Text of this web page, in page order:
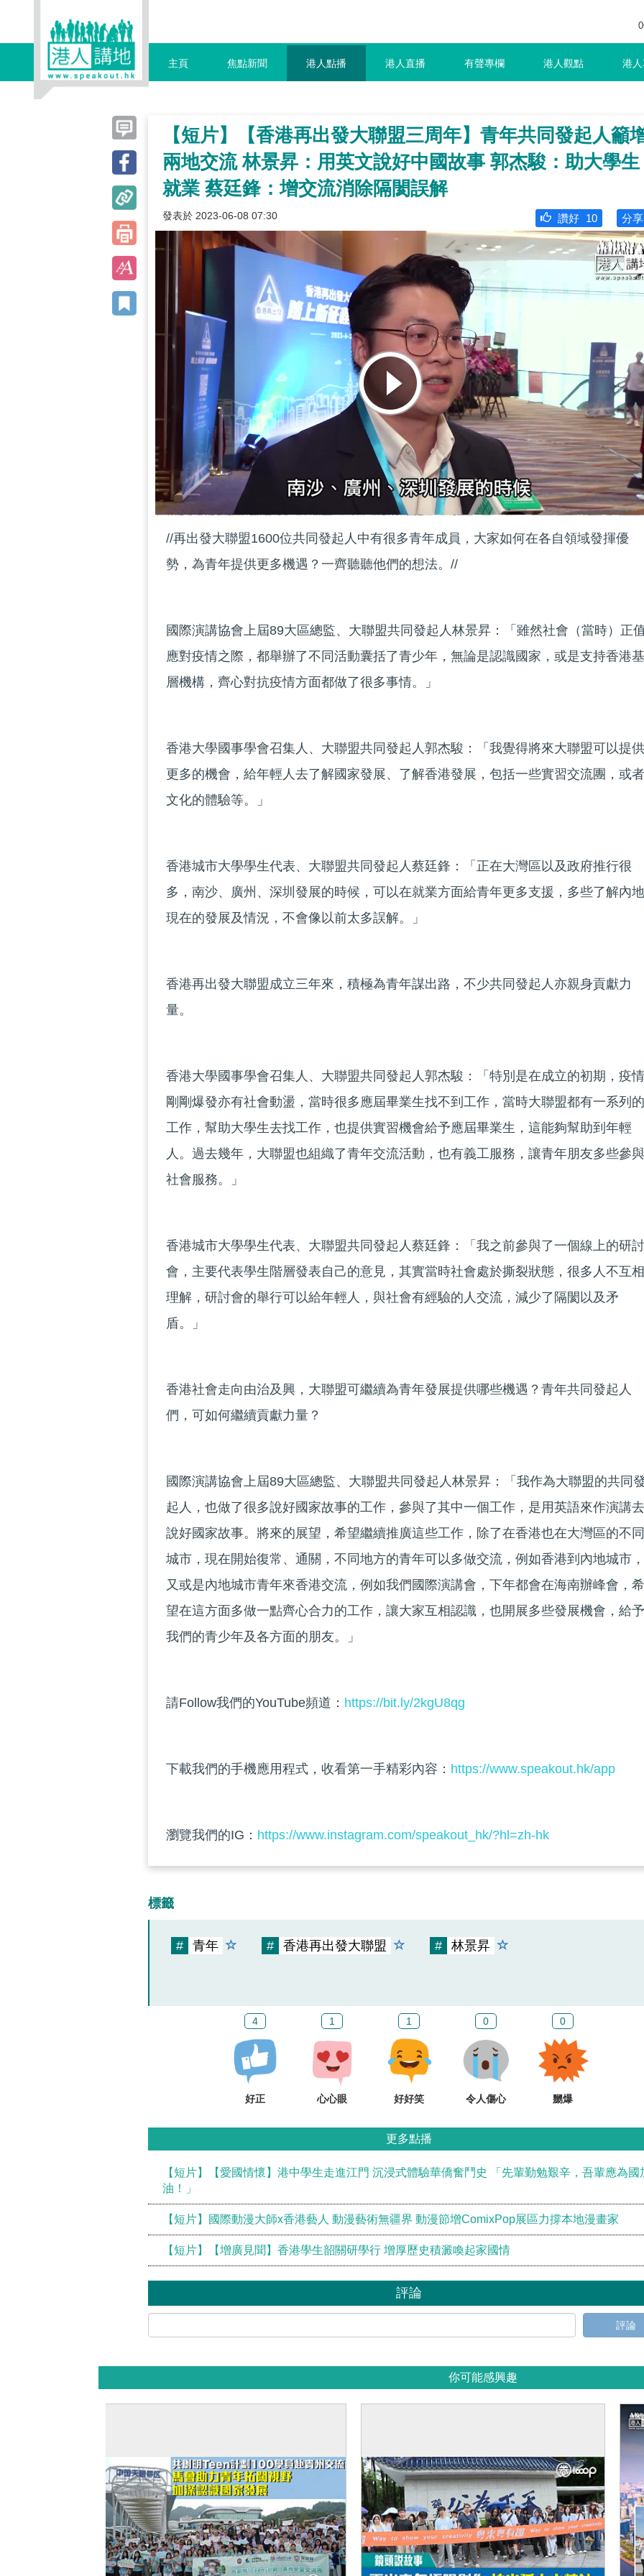
主頁 焦點新聞 港人點播 港人直播 有聲專欄 港人觀點 港
【短片】【香港再出發大聯盟三周年】青年共同發起人籲
兩地交流 林景昇：用英文說好中國故事 郭杰駿：助大學生
就業 蔡廷鋒：增交流消除隔閡誤解
發表於 2023-06-08 07:30 分享
讚好 10
//再出發大聯盟1600位共同發起人中有很多青年成員，大家如何在各自領域發揮優
勢，為青年提供更多機遇？一齊聽聽他們的想法。//
國際演講協會上屆89大區總監、大聯盟共同發起人林景昇：「雖然社會（當時）正
應對疫情之際，都舉辦了不同活動囊括了青少年，無論是認識國家，或是支持香港基
層機構，齊心對抗疫情方面都做了很多事情。」
香港大學國事學會召集人、大聯盟共同發起人郭杰駿：「我覺得將來大聯盟可以提供
更多的機會，給年輕人去了解國家發展、了解香港發展，包括一些實習交流團，或者
文化的體驗等。」
香港城市大學學生代表、大聯盟共同發起人蔡廷鋒：「正在大灣區以及政府推行很
多，南沙、廣州、深圳發展的時候，可以在就業方面給青年更多支援，多些了解內地
現在的發展及情況，不會像以前太多誤解。」
香港再出發大聯盟成立三年來，積極為青年謀出路，不少共同發起人亦親身貢獻力
量。
香港大學國事學會召集人、大聯盟共同發起人郭杰駿：「特別是在成立的初期，疫情
剛剛爆發亦有社會動盪，當時很多應屆畢業生找不到工作，當時大聯盟都有一系列的
工作，幫助大學生去找工作，也提供實習機會給予應屆畢業生，這能夠幫助到年輕
人。過去幾年，大聯盟也組織了青年交流活動，也有義工服務，讓青年朋友多些參與
社會服務。」
香港城市大學學生代表、大聯盟共同發起人蔡廷鋒：「我之前參與了一個線上的研討
會，主要代表學生階層發表自己的意見，其實當時社會處於撕裂狀態，很多人不互相
理解，研討會的舉行可以給年輕人，與社會有經驗的人交流，減少了隔閡以及矛
盾。」
香港社會走向由治及興，大聯盟可繼續為青年發展提供哪些機遇？青年共同發起人
們，可如何繼續貢獻力量？
國際演講協會上屆89大區總監、大聯盟共同發起人林景昇：「我作為大聯盟的共同
起人，也做了很多說好國家故事的工作，參與了其中一個工作，是用英語來作演講去
說好國家故事。將來的展望，希望繼續推廣這些工作，除了在香港也在大灣區的不同
城市，現在開始復常、通關，不同地方的青年可以多做交流，例如香港到內地城市，
又或是內地城市青年來香港交流，例如我們國際演講會，下年都會在海南辦峰會，希
望在這方面多做一點齊心合力的工作，讓大家互相認識，也開展多些發展機會，給予
我們的青少年及各方面的朋友。」
請Follow我們的YouTube頻道： https://bit.ly/2kgU8qg
下載我們的手機應用程式，收看第一手精彩內容： https://www.speakout.hk/app
瀏覽我們的IG： https://www.instagram.com/speakout_hk/?hl=zh-hk
標籤
# 青年 # 香港再出發大聯盟 # 林景昇
4
好正
1
心心眼
1
好好笑
0
令人傷心
0
嬲爆
更多點播
【短片】【愛國情懷】港中學生走進江門 沉浸式體驗華僑奮鬥史 「先輩勤勉艱辛，吾輩應為國
油！」
【短片】國際動漫大師x香港藝人 動漫藝術無疆界 動漫節增ComixPop展區力撐本地漫畫家
【短片】【增廣見聞】香港學生韶關研學行 增厚歷史積澱喚起家國情
評論
評論
你可能感興趣